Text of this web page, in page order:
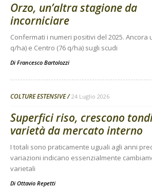
Orzo, un’altra stagione da
incorniciare
Confermati i numeri positivi del 2025. Ancora
q/ha) e Centro (76 q/ha) sugli scudi
Di Francesco Bartolozzi
COLTURE ESTENSIVE 24 Luglio 2026
Superfici riso, crescono
varietà da mercato interno
I totali sono praticamente uguali agli anni
variazioni indicano essenzialmente
varietali
Di Ottavio Repetti